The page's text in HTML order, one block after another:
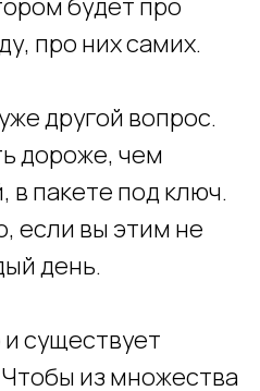
будет про
про них самих.
другой вопрос.
дороже, чем
пакете под ключ.
если вы этим не
день.
существует
из множества